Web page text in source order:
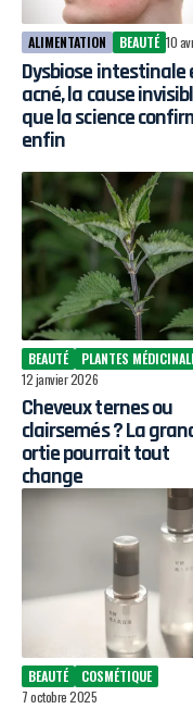
ALIMENTATION BEAUTÉ 10
Dysbiose intestinale
acné, la cause
que la science
enfin
BEAUTÉ
PLANTES
12 janvier 2026
Cheveux ternes ou
clairsemés ? La
ortie pourrait tout
change
BEAUTÉ
COSMÉTIQUE
7 octobre 2025